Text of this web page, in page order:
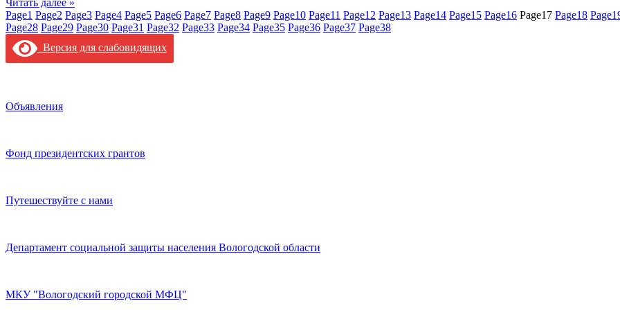
Читать далее »
Page1 Page2 Page3 Page4 Page5 Page6 Page7 Page8 Page9 Page10 Page11 Page12 Page13 Page14 Page15 Page16 Page17 Page18 Page
Page28 Page29 Page30 Page31 Page32 Page33 Page34 Page35 Page36 Page37 Page38
Версия для слабовидящих
Объявления
Фонд президентских грантов
Путешествуйте с нами
Департамент социальной защиты населения Вологодской области
МКУ "Вологодский городской МФЦ"